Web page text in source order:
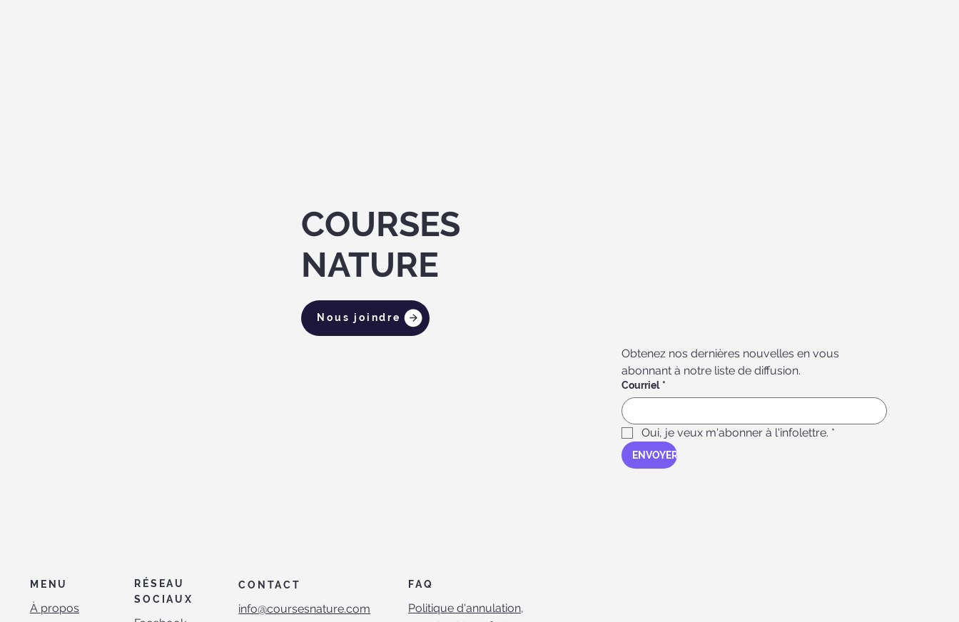
COURSES
NATURE
Nous joindre
Obtenez nos dernières nouvelles en vous
abonnant à notre liste de diffusion.
Courriel *
Oui, je veux m'abonner à l'infolettre. *
ENVOYER
MENU
À propos
RÉSEAU
SOCIAUX
CONTACT
info@coursesnature.com
FAQ
Politique d'annulation,